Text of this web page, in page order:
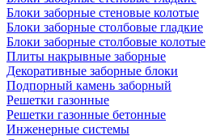
Блоки заборные стеновые колотые
Блоки заборные столбовые гладкие
Блоки заборные столбовые колотые
Плиты накрывные заборные
Декоративные заборные блоки
Подпорный камень заборный
Решетки газонные
Решетки газонные бетонные
Инженерные системы